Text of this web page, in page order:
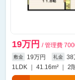
19万円 / 管理費
敷金 19万円 礼金
38
1LDK ｜ 41.16m² ｜ 2